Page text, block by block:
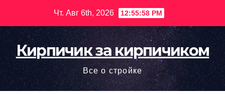
содержимому
Чт. Авг 6th, 2026 12:55:59 PM
Кирпичик за кирпичиком
Все о стройке